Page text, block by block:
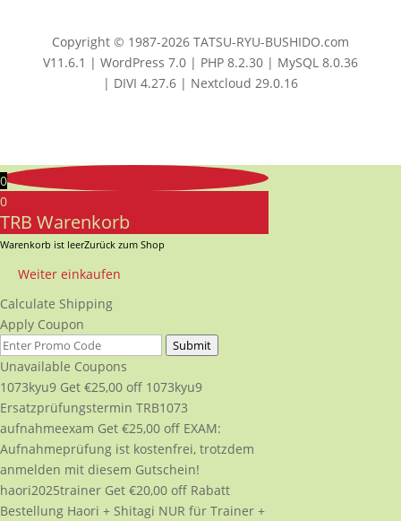
Copyright © 1987-2026 TATSU-RYU-BUSHIDO.com
V11.6.1 | WordPress 7.0 | PHP 8.2.30 | MySQL 8.0.36
| DIVI 4.27.6 | Nextcloud 29.0.16
0
0
TRB Warenkorb
Warenkorb ist leerZurück zum Shop
Weiter einkaufen
Calculate Shipping
Apply Coupon
Submit
Unavailable Coupons
1073kyu9 Get €25,00 off 1073kyu9
Ersatzprüfungstermin TRB1073
aufnahmeexam Get €25,00 off EXAM:
Aufnahmeprüfung ist kostenfrei, trotzdem
anmelden mit diesem Gutschein!
haori2025trainer Get €20,00 off Rabatt
Bestellung Haori + Shitagi NUR für Trainer +